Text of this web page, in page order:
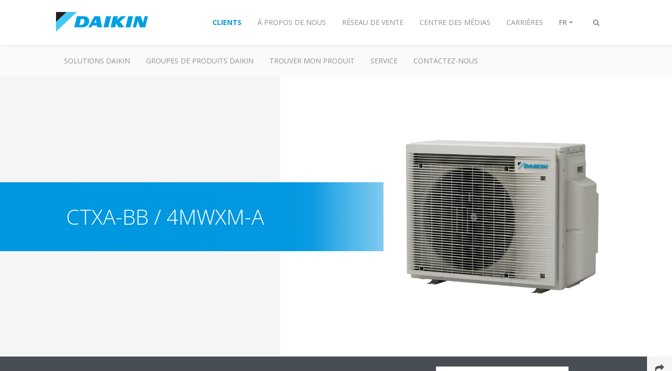
Afficher/masquer
CLIENTS À PROPOS DE NOUS RÉSEAU DE VENTE CENTRE DES MÉDIAS CARRIÈRES FR
SOLUTIONS DAIKIN GROUPES DE PRODUITS DAIKIN TROUVER MON PRODUIT SERVICE CONTACTEZ-NOUS
CTXA-BB / 4MWXM-A